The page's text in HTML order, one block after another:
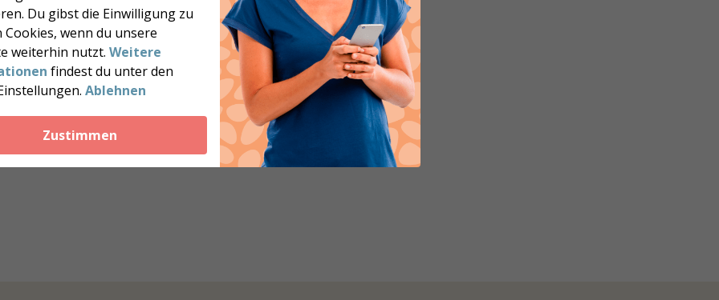
Du gibst die Einwilligung zu
Cookies, wenn du unsere
weiterhin nutzt. Weitere
findest du unter den
Ablehnen
Zustimmen
betrachten wir gemeinsam für ein vollständiges
stehe ich weiterhin für Fragen zur Verfügung und
und Tipps.